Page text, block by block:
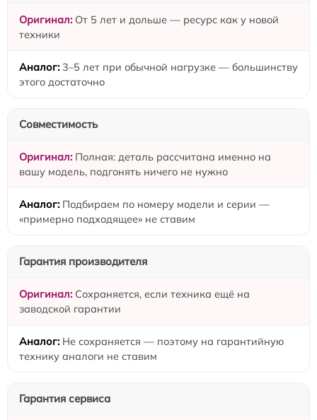
От 5 лет и дольше — ресурс как у новой
техники
3–5 лет при обычной нагрузке — большинству
этого достаточно
Совместимость
Полная: деталь рассчитана именно на
вашу модель, подгонять ничего не нужно
Подбираем по номеру модели и серии —
«примерно подходящее» не ставим
Гарантия производителя
Сохраняется, если техника ещё на
заводской гарантии
Не сохраняется — поэтому на гарантийную
технику аналоги не ставим
Гарантия сервиса